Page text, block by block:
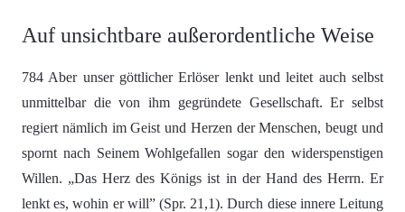
Auf unsichtbare außerordentliche Weise
784 Aber unser göttlicher Erlöser lenkt und leitet auch selbst
unmittelbar die von ihm gegründete Gesellschaft. Er selbst
regiert nämlich im Geist und Herzen der Menschen, beugt und
spornt nach Seinem Wohlgefallen sogar den widerspenstigen
Willen. „Das Herz des Königs ist in der Hand des Herrn. Er
lenkt es, wohin er will” (Spr. 21,1). Durch diese innere Leitung